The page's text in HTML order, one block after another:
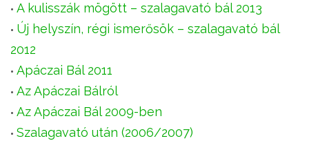
A kulisszák mögött – szalagavató bál 2013
Új helyszín, régi ismerősök – szalagavató bál
2012
Apáczai Bál 2011
Az Apáczai Bálról
Az Apáczai Bál 2009-ben
Szalagavató után (2006/2007)